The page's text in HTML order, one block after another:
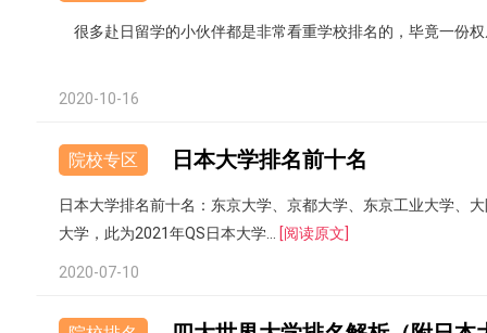
很多赴日留学的小伙伴都是非常看重学校排名的，毕竟一份
2020-10-16
院校专区 日本大学排名前十名
日本大学排名前十名：东京大学、京都大学、东京工业大学、
大学，此为2021年QS日本大学...
[阅读原文]
2020-07-10